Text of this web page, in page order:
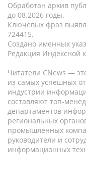
Обработан архив
до 08.2026 годы.
Ключевых фраз
724415.
Создано именных
Редакция Индексной
Читатели CNews —
из самых успешных
индустрии
составляют топ-
департаментов
региональных
промышленных
руководители и
информационных